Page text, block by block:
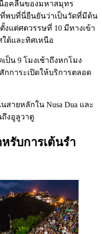
อคลื่นของมหาสมุทร
พบที่นี่ยืนยันว่าเป็นวัดที่มีต้น
แต่ศตวรรษที่ 10 มีทางเข้า
ใต้และทิศเหนือ
ป็น 9 โมงเช้าถึงหกโมง
กการะเปิดให้บริการตลอด
ายหลักใน Nusa Dua และ
งอูลูวาตู
รับการเต้นรำ